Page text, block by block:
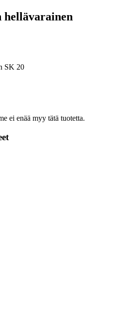
hellävarainen
SK 20
ei enää myy tätä tuotetta.